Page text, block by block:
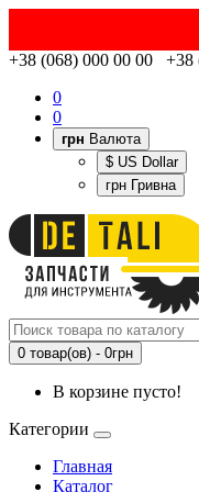
+38 (068) 000 00 00 +38
0
0
грн Валюта
$ US Dollar
грн Гривна
0 товар(ов) - 0грн
В корзине пусто!
Категории
Главная
Каталог